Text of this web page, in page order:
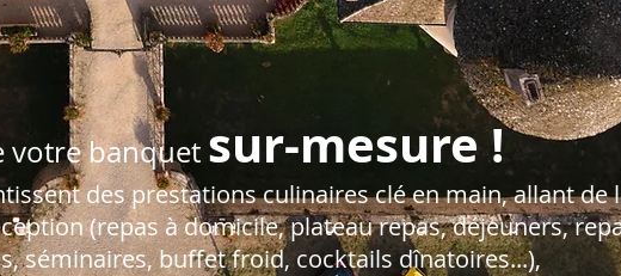
votre banquet sur-mesure !
des prestations culinaires clé en main, allant de
(repas à domicile, plateau repas, déjeuners,
séminaires, buffet froid, cocktails dînatoires...),